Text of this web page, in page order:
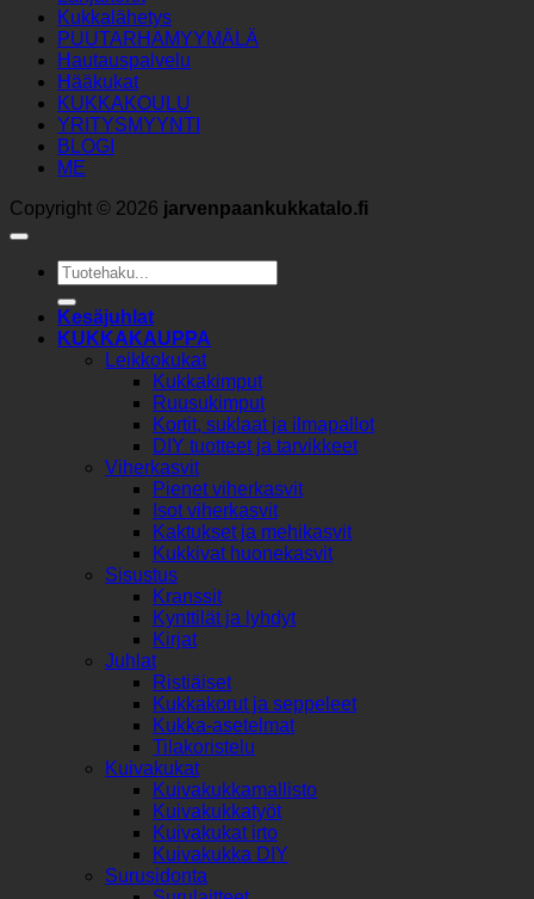
Kukkalähetys
PUUTARHAMYYMÄLÄ
Hautauspalvelu
Hääkukat
KUKKAKOULU
YRITYSMYYNTI
BLOGI
ME
Copyright © 2026 jarvenpaankukkatalo.fi
Etsi:
Kesäjuhlat
KUKKAKAUPPA
Leikkokukat
Kukkakimput
Ruusukimput
Kortit, suklaat ja ilmapallot
DIY tuotteet ja tarvikkeet
Viherkasvit
Pienet viherkasvit
Isot viherkasvit
Kaktukset ja mehikasvit
Kukkivat huonekasvit
Sisustus
Kranssit
Kynttilät ja lyhdyt
Kirjat
Juhlat
Ristiäiset
Kukkakorut ja seppeleet
Kukka-asetelmat
Tilakoristelu
Kuivakukat
Kuivakukkamallisto
Kuivakukkatyöt
Kuivakukat irto
Kuivakukka DIY
Surusidonta